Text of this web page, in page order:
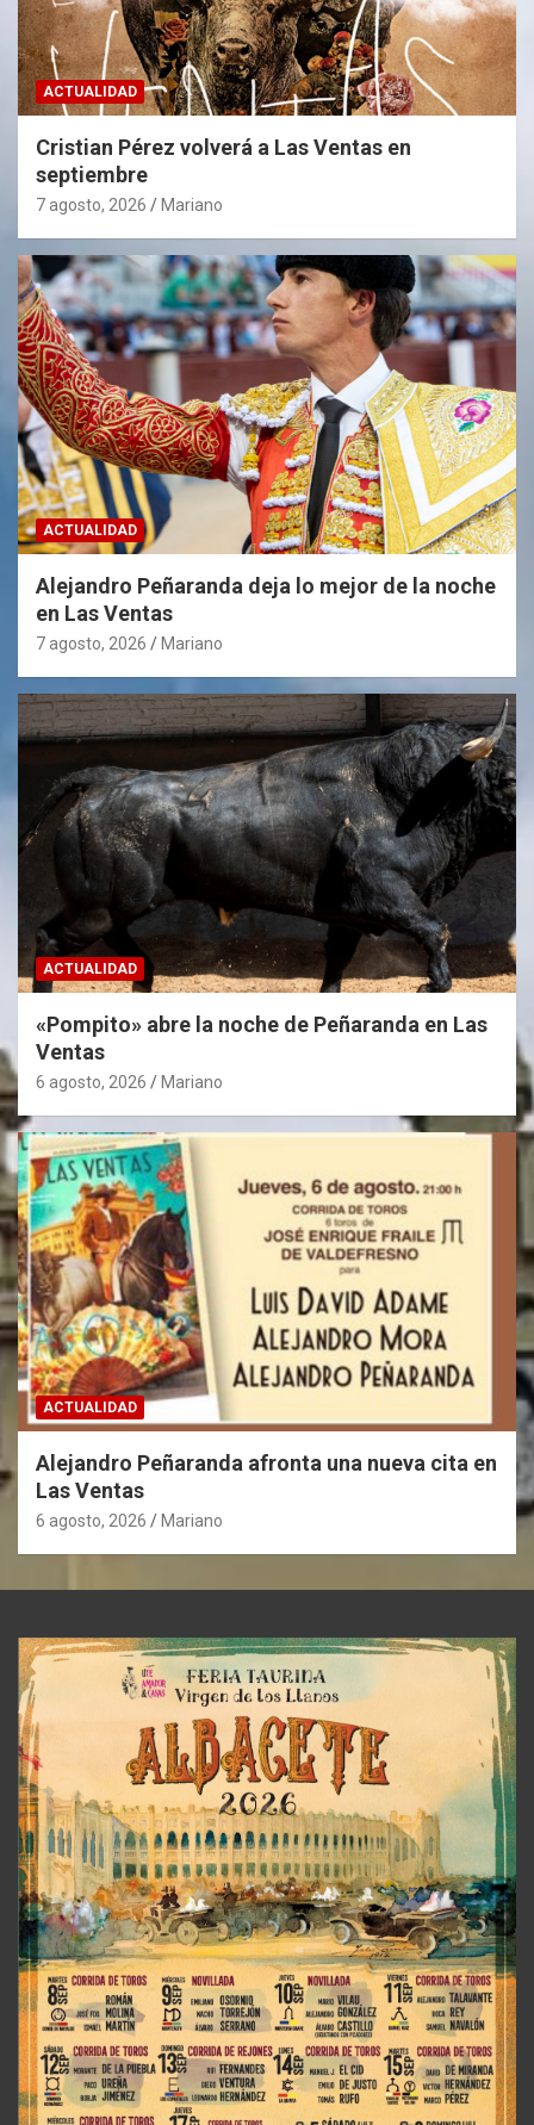
ACTUALIDAD
Cristian Pérez volverá a Las Ventas en
septiembre
7 agosto, 2026 Mariano
ACTUALIDAD
Alejandro Peñaranda deja lo mejor de la noche
en Las Ventas
7 agosto, 2026 Mariano
ACTUALIDAD
«Pompito» abre la noche de Peñaranda en Las
Ventas
6 agosto, 2026 Mariano
ACTUALIDAD
Alejandro Peñaranda afronta una nueva cita en
Las Ventas
6 agosto, 2026 Mariano